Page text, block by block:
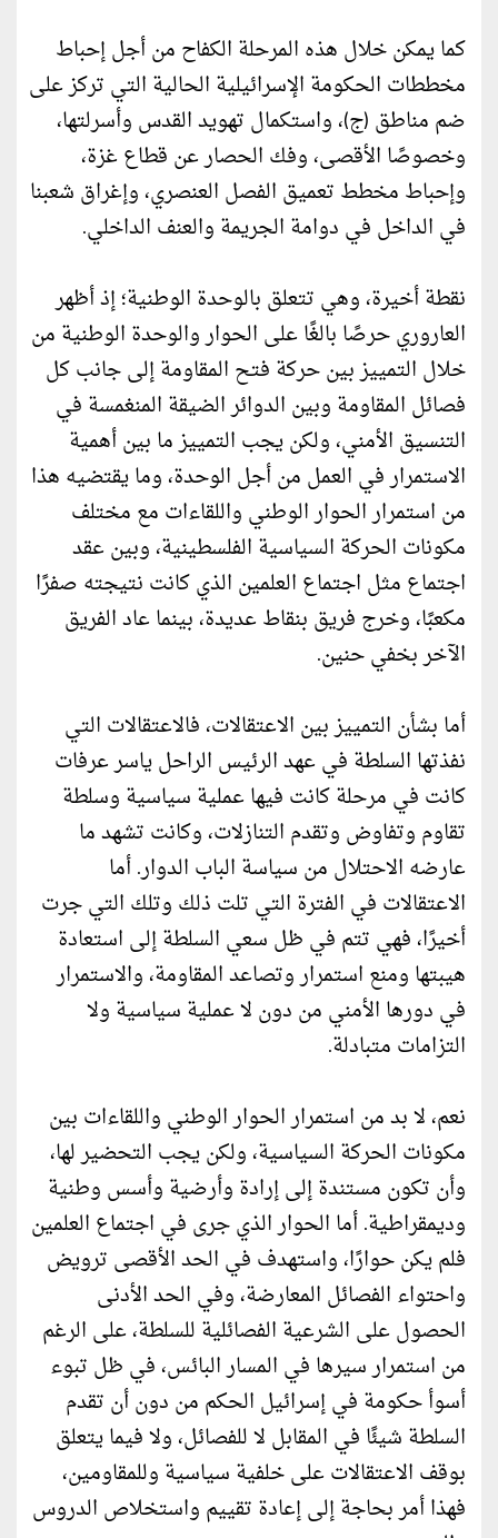
كما يمكن خلال هذه المرحلة الكفاح من أجل إحباط
مخططات الحكومة الإسرائيلية الحالية التي تركز على
ضم مناطق (ج)، واستكمال تهويد القدس وأسرلتها،
وخصوصًا الأقصى، وفك الحصار عن قطاع غزة،
وإحباط مخطط تعميق الفصل العنصري، وإغراق شعبنا
في الداخل في دوامة الجريمة والعنف الداخلي.
نقطة أخيرة، وهي تتعلق بالوحدة الوطنية؛ إذ أظهر
العاروري حرصًا بالغًا على الحوار والوحدة الوطنية من
خلال التمييز بين حركة فتح المقاومة إلى جانب كل
فصائل المقاومة وبين الدوائر الضيقة المنغمسة في
التنسيق الأمني، ولكن يجب التمييز ما بين أهمية
الاستمرار في العمل من أجل الوحدة، وما يقتضيه هذا
من استمرار الحوار الوطني واللقاءات مع مختلف
مكونات الحركة السياسية الفلسطينية، وبين عقد
اجتماع مثل اجتماع العلمين الذي كانت نتيجته صفرًا
مكعبًا، وخرج فريق بنقاط عديدة، بينما عاد الفريق
الآخر بخفي حنين.
أما بشأن التمييز بين الاعتقالات، فالاعتقالات التي
نفذتها السلطة في عهد الرئيس الراحل ياسر عرفات
كانت في مرحلة كانت فيها عملية سياسية وسلطة
تقاوم وتفاوض وتقدم التنازلات، وكانت تشهد ما
عارضه الاحتلال من سياسة الباب الدوار. أما
الاعتقالات في الفترة التي تلت ذلك وتلك التي جرت
أخيرًا، فهي تتم في ظل سعي السلطة إلى استعادة
هيبتها ومنع استمرار وتصاعد المقاومة، والاستمرار
في دورها الأمني من دون لا عملية سياسية ولا
التزامات متبادلة.
نعم، لا بد من استمرار الحوار الوطني واللقاءات بين
مكونات الحركة السياسية، ولكن يجب التحضير لها،
وأن تكون مستندة إلى إرادة وأرضية وأسس وطنية
وديمقراطية. أما الحوار الذي جرى في اجتماع العلمين
فلم يكن حوارًا، واستهدف في الحد الأقصى ترويض
واحتواء الفصائل المعارضة، وفي الحد الأدنى
الحصول على الشرعية الفصائلية للسلطة، على الرغم
من استمرار سيرها في المسار البائس، في ظل تبوء
أسوأ حكومة في إسرائيل الحكم من دون أن تقدم
السلطة شيئًا في المقابل لا للفصائل، ولا فيما يتعلق
بوقف الاعتقالات على خلفية سياسية وللمقاومين،
فهذا أمر بحاجة إلى إعادة تقييم واستخلاص الدروس